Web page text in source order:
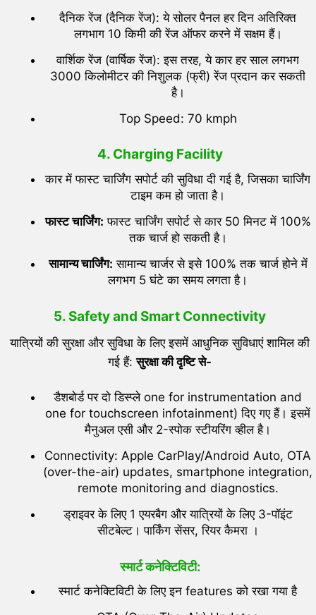
दैनिक रेंज (दैनिक रेंज): ये सोलर पैनल हर दिन अतिरिक्‍त
लगभाग 10 किमी की रेंज ऑफर करने में सक्षम हैं।
वार्शिक रेंज (वार्षिक रेंज): इस तरह, ये कार हर साल लगभग
3000 किलोमीटर की निशुलक (फ्री) रेंज प्रदान कर सकती
है।
Top Speed: 70 kmph
4. Charging Facility
कार में फास्ट चार्जिंग सपोर्ट की सुविधा दी गई है, जिसका चार्जिंग
टाइम कम हो जाता है।
फास्ट चार्जिंग: फास्ट चार्जिंग सपोर्ट से कार 50 मिनट में 100%
तक चार्ज हो सकती है।
सामान्य चार्जिंग: सामान्य चार्जर से इसे 100% तक चार्ज होने में
लगभग 5 घंटे का समय लगता है।
5. Safety and Smart Connectivity
यात्रियों की सुरक्षा और सुविधा के लिए इसमें आधुनिक सुविधाएं शामिल की
गई हैं:सुरक्षा की दृष्टि से-
डैशबोर्ड पर दो डिस्प्ले one for instrumentation and
one for touchscreen infotainment) दिए गए हैं। इसमें
मैनुअल एसी और 2-स्पोक स्टीयरिंग व्हील है।
Connectivity: Apple CarPlay/Android Auto, OTA
(over-the-air) updates, smartphone integration,
remote monitoring and diagnostics.
ड्राइवर के लिए 1 एयरबैग और यात्रियों के लिए 3-पॉइंट
सीटबेल्ट। पार्किंग सेंसर, रियर कैमरा ।
स्मार्ट कनेक्टिविटी:
स्मार्ट कनेक्टिविटी के लिए इन features को रखा गया है